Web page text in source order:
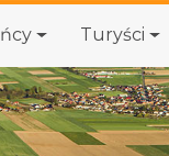
Turyści